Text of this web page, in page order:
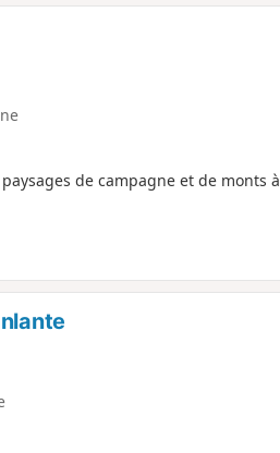
de campagne et de monts à